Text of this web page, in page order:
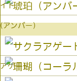
イト
(アンバー）
アゲート